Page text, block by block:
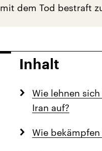
mit dem Tod bestraft
Inhalt
Wie lehnen
Iran auf?
Wie